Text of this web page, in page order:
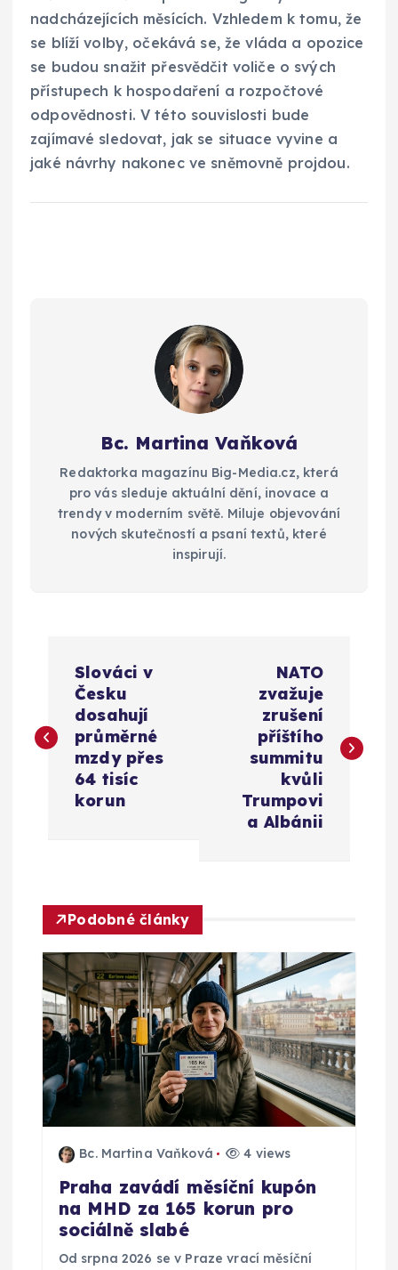
nadcházejících měsících. Vzhledem k tomu, že
se blíží volby, očekává se, že vláda a opozice
se budou snažit přesvědčit voliče o svých
přístupech k hospodaření a rozpočtové
odpovědnosti. V této souvislosti bude
zajímavé sledovat, jak se situace vyvine a
jaké návrhy nakonec ve sněmovně projdou.
Bc. Martina Vaňková
Redaktorka magazínu Big-Media.cz, která
pro vás sleduje aktuální dění, inovace a
trendy v moderním světě. Miluje objevování
nových skutečností a psaní textů, které
inspirují.
v
c
e
p
r
o
p
Slováci v
Česku
dosahují
průměrné
mzdy přes
64 tisíc
korun
NATO
zvažuje
zrušení
příštího
summitu
kvůli
Trumpovi
a Albánii
Podobné články
Bc. Martina Vaňková 4 views
Praha zavádí měsíční kupón
na MHD za 165 korun pro
sociálně slabé
Od srpna 2026 se v Praze vrací měsíční